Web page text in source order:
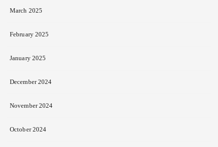
March 2025
February 2025
January 2025
December 2024
November 2024
October 2024